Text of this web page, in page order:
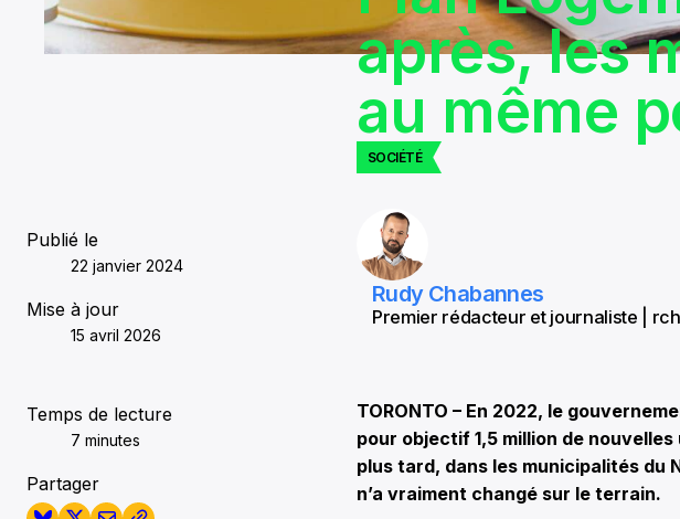
SOCIÉTÉ
après, les
au même
Publié le
22 janvier 2024
Mise à jour
15 avril 2026
Temps de lecture
7 minutes
Partager
Rudy Chabannes
Premier rédacteur et journaliste |
TORONTO – En 2022, le
pour objectif 1,5 million de
plus tard, dans les municipalités du
n’a vraiment changé sur le terrain.